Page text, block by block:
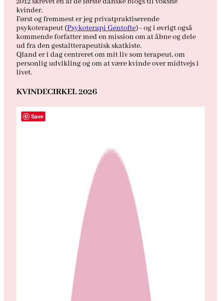
kvinder.
Først og fremmest er jeg privatpraktiserende
psykoterapeut (Psykoterapi Gentofte) - og i øvrigt også
kommende forfatter med en mission om at åbne og dele
ud fra den gestaltterapeutisk skatkiste.
Qland er i dag centreret om mit liv som terapeut, om
personlig udvikling og om at være kvinde over midtvejs i
livet.
KVINDECIRKEL 2026
Save